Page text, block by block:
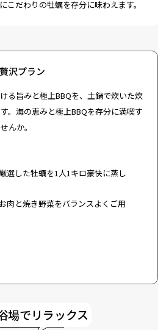
こだわりの牡蠣を存分に味わえます。
沢プラン
る旨みと極上BBQを、土鍋で炊いた炊
。海の恵みと極上BBQを存分に満喫す
んか。
選した牡蠣を1人1キロ豪快に蒸し
肉と焼き野菜をバランスよくご用
場でリラックス